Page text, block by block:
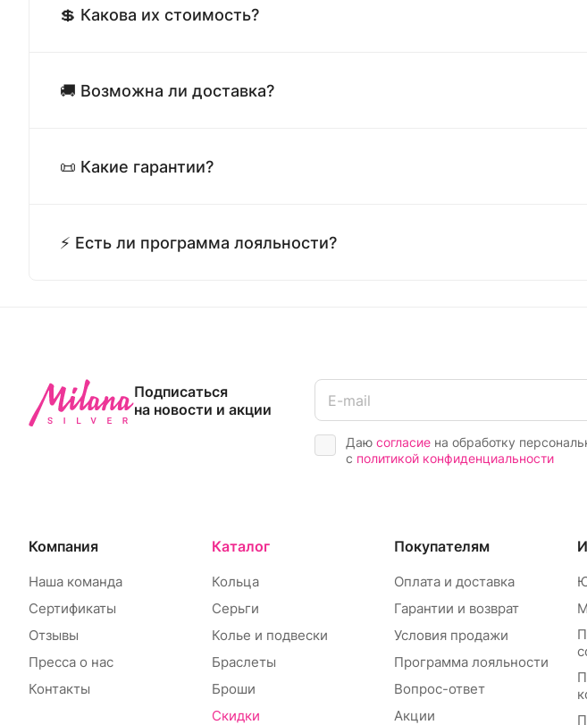
💲 Какова их стоимость?
🚚 Возможна ли доставка?
📜 Какие гарантии?
⚡ Есть ли программа лояльности?
Подписаться
на новости и акции
Даю согласие на обработку
с политикой конфиденциальности
Компания
Наша команда
Сертификаты
Отзывы
Пресса о нас
Контакты
Каталог
Кольца
Серьги
Колье и подвески
Браслеты
Броши
Скидки
Покупателям
Оплата и доставка
Гарантии и возврат
Условия продажи
Программа лояльности
Вопрос-ответ
Акции